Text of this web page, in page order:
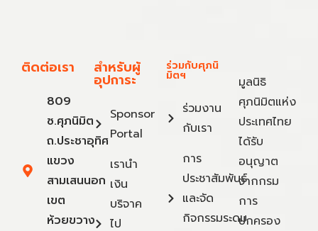
ติดต่อเรา
809
ซ.ศุภนิมิต
ถ.ประชาอุทิศ
แขวง
สามเสนนอก
เขต
ห้วยขวาง
สำหรับผู้
อุปการะ
Sponsor
Portal
เรานำ
เงิน
บริจาค
ไป
ร่วมกับศุภนิ
มิตฯ
ร่วมงาน
กับเรา
การ
ประชาสัมพันธ์
และจัด
กิจกรรมระดม
มูลนิธิ
ศุภนิมิตแห่ง
ประเทศไทย
ได้รับ
อนุญาต
จากกรม
การ
ปกครอง